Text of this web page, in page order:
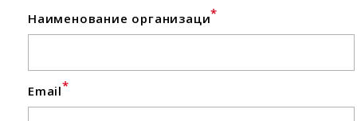
Наименование организаци*
Email*